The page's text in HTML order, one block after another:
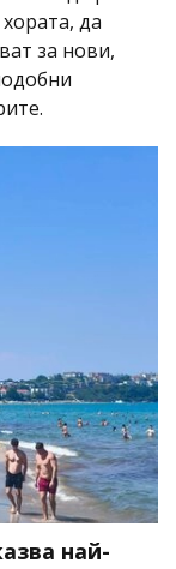
да
за нови,
най-